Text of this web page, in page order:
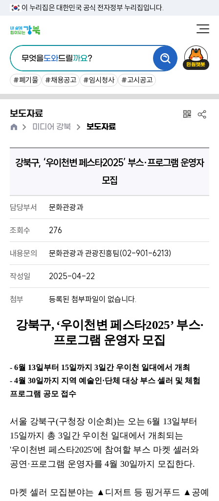
이 누리집은 대한민국 공식 전자정부 누리집입니다.
청
통
합
검
색
무엇을도와드릴까요?
#폐기물 #채용공고 #임시청사 #고시공고
원
보도자료
홈 >미디어 강북 >보도자료
강북구, ‘우이천변 페스타2025’ 부스·프로그램 운영자
모집
담당부서 문화관광과
조회수 276
내용문의 문화관광과 관광진흥팀(02-901-6213)
작성일 2025-04-22
첨부 등록된 첨부파일이 없습니다.
강북구, ‘우이천변 페스타2025’ 부스·
프로그램 운영자 모집
- 6월 13일부터 15일까지 3일간 우이천 일대에서 개최
- 4월 30일까지 지역 예술인·단체 대상 부스 셀러 및 체험
프로그램 공모 접수
서울 강북구(구청장 이순희)는 오는6월 13일부터
15일까지 총 3일간 우이천 일대에서 개최되는
'우이천변 페스타2025'에 참여할 부스 마켓 셀러와
공연 ·프로그램 운영자를4월 30일까지 모집한다.
마켓 셀러 모집분야는 ▲ 디저트 등 핑거푸드 ▲ 공예